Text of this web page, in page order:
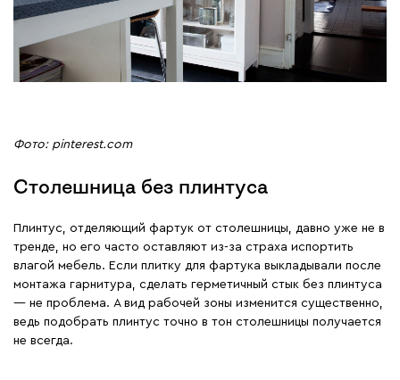
Фото: pinterest.com
Столешница без плинтуса
Плинтус, отделяющий фартук от столешницы, давно уже не в
тренде, но его часто оставляют из-за страха испортить
влагой мебель. Если плитку для фартука выкладывали после
монтажа гарнитура, сделать герметичный стык без плинтуса
— не проблема. А вид рабочей зоны изменится существенно,
ведь подобрать плинтус точно в тон столешницы получается
не всегда.